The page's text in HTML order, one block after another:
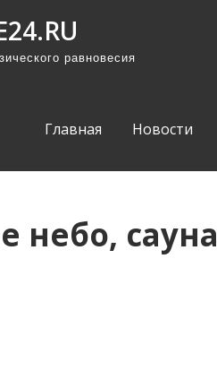
равновесия
Главная Новости
небо, сауна